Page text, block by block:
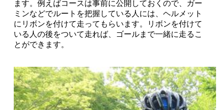
ます。例えばコースは事前に公開しておくので、ガー
ミンなどでルートを把握している人には、ヘルメット
にリボンを付けて走ってもらいます。リボンを付けて
いる人の後をついて走れば、ゴールまで一緒に走るこ
とができます。